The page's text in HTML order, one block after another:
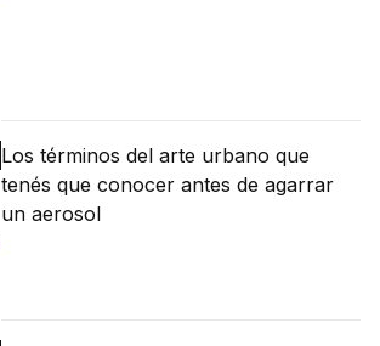
Los términos del arte urbano que
tenés que conocer antes de agarrar
un aerosol